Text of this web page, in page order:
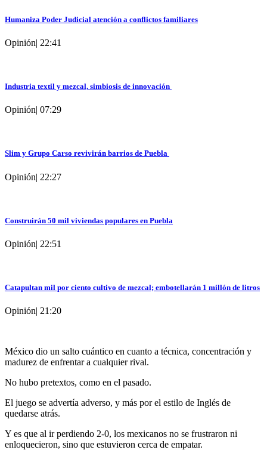
Humaniza Poder Judicial atención a conflictos familiares
Opinión| 22:41
Industria textil y mezcal, simbiosis de innovación
Opinión| 07:29
Slim y Grupo Carso revivirán barrios de Puebla
Opinión| 22:27
Construirán 50 mil viviendas populares en Puebla
Opinión| 22:51
Catapultan mil por ciento cultivo de mezcal; embotellarán 1 millón de litros
Opinión| 21:20
México dio un salto cuántico en cuanto a técnica, concentración y
madurez de enfrentar a cualquier rival.
No hubo pretextos, como en el pasado.
El juego se advertía adverso, y más por el estilo de Inglés de
quedarse atrás.
Y es que al ir perdiendo 2-0, los mexicanos no se frustraron ni
enloquecieron, sino que estuvieron cerca de empatar.